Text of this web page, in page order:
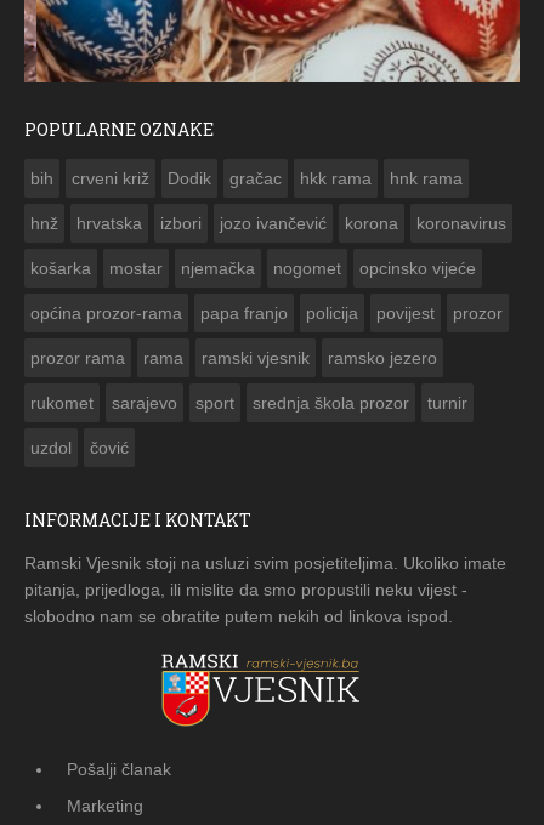
POPULARNE OZNAKE
bih crveni križ Dodik gračac hkk rama hnk rama
hnž hrvatska izbori jozo ivančević korona koronavirus
košarka mostar njemačka nogomet opcinsko vijeće
općina prozor-rama papa franjo policija povijest prozor
prozor rama rama ramski vjesnik ramsko jezero
rukomet sarajevo sport srednja škola prozor turnir
uzdol čović
INFORMACIJE I KONTAKT
Ramski Vjesnik stoji na usluzi svim posjetiteljima. Ukoliko imate
pitanja, prijedloga, ili mislite da smo propustili neku vijest -
slobodno nam se obratite putem nekih od linkova ispod.
Pošalji članak
Marketing